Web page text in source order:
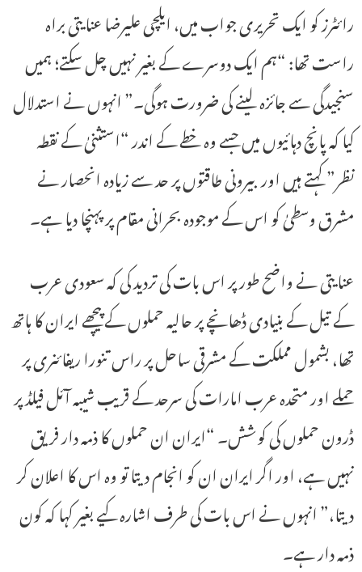
رائٹرز کو ایک تحریری جواب میں، ایلچی علیرضا عنایتی براہ
راست تھا: “ہم ایک دوسرے کے بغیر نہیں چل سکتے؛ ہمیں
سنجیدگی سے جائزہ لینے کی ضرورت ہوگی۔” انہوں نے استدلال
کیا کہ پانچ دہائیوں میں جسے وہ خطے کے اندر “استثنیٰ کے نقطہ
نظر” کہتے ہیں اور بیرونی طاقتوں پر حد سے زیادہ انحصار نے
مشرق وسطیٰ کو اس کے موجودہ بحرانی مقام پر پہنچا دیا ہے۔
عنایتی نے واضح طور پر اس بات کی تردید کی کہ سعودی عرب
کے تیل کے بنیادی ڈھانچے پر حالیہ حملوں کے پیچھے ایران کا ہاتھ
تھا، بشمول مملکت کے مشرقی ساحل پر راس تنورا ریفائنری پر
حملے اور متحدہ عرب امارات کی سرحد کے قریب شیبہ آئل فیلڈ پر
ڈرون حملوں کی کوشش۔ “ایران ان حملوں کا ذمہ دار فریق
نہیں ہے، اور اگر ایران ان کو انجام دیتا تو وہ اس کا اعلان کر
دیتا،” انہوں نے اس بات کی طرف اشارہ کیے بغیر کہا کہ کون
ذمہ دار ہے۔